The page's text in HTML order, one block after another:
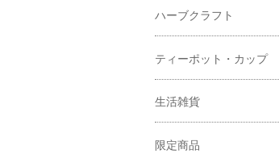
ハーブクラフト
ティーポット・カップ
生活雑貨
限定商品